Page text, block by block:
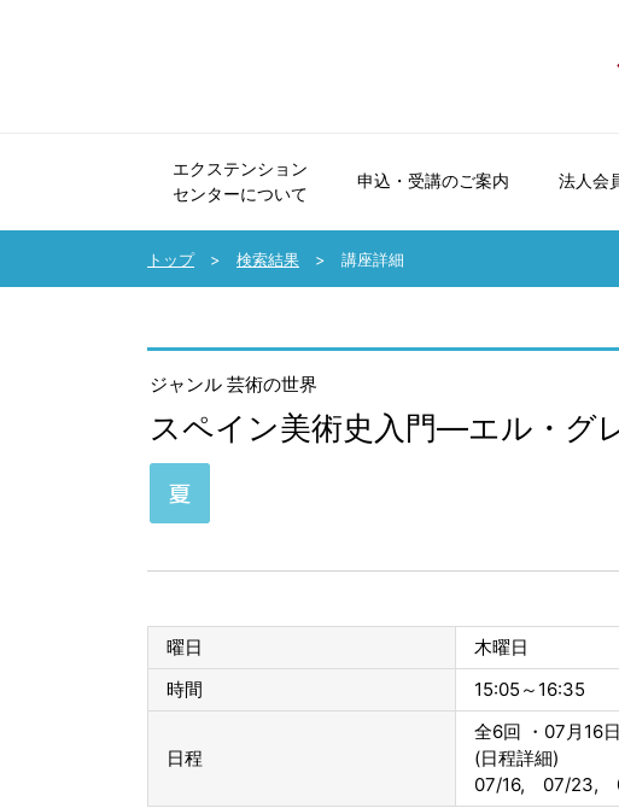
エクステンション
センターについて
オ
各
申込・受講のご案内
申
本
法人会
お
講
広
よ
トップ 検索結果 講座詳細
ジャンル 芸術の世界
スペイン美術史入門―エル・グ
曜日
木曜日
時間
15:05～16:35
日程
全6回 ・07月16
(日程詳細)
07/16, 07/23,